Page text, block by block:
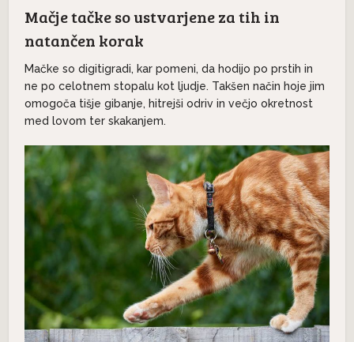
Mačje tačke so ustvarjene za tih in
natančen korak
Mačke so digitigradi, kar pomeni, da hodijo po prstih in
ne po celotnem stopalu kot ljudje. Takšen način hoje jim
omogoča tišje gibanje, hitrejši odriv in večjo okretnost
med lovom ter skakanjem.